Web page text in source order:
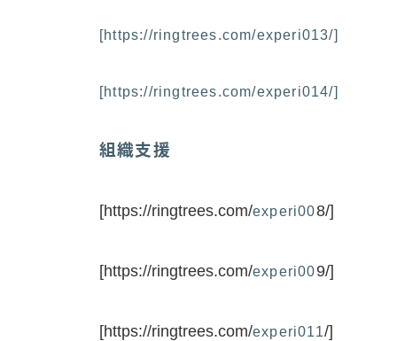
[https://ringtrees.com/experi013/]
[https://ringtrees.com/experi014/]
組織支援
[https://ringtrees.com/experi008/]
[https://ringtrees.com/experi009/]
[https://ringtrees.com/experi011/]